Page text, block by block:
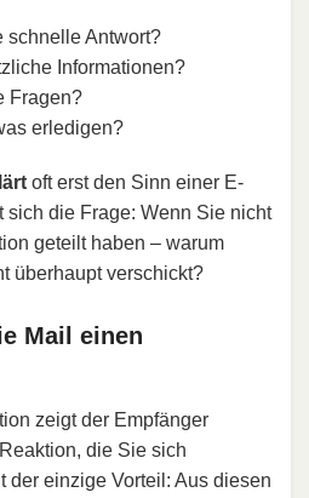
schnelle Antwort?
Informationen?
Fragen?
erledigen?
oft erst den Sinn einer E-
sich die Frage: Wenn Sie nicht
geteilt haben – warum
überhaupt verschickt?
Mail einen
zeigt der Empfänger
die Sie sich
der einzige Vorteil: Aus diesen